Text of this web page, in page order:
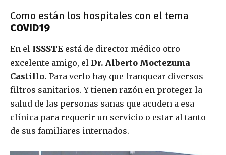
Como están los hospitales con el tema
COVID19
En el ISSSTE está de director médico otro
excelente amigo, el Dr. Alberto Moctezuma
Castillo. Para verlo hay que franquear diversos
filtros sanitarios. Y tienen razón en proteger la
salud de las personas sanas que acuden a esa
clínica para requerir un servicio o estar al tanto
de sus familiares internados.